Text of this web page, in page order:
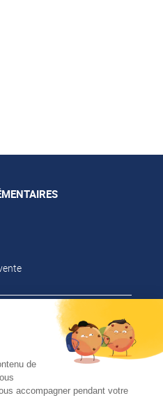
de
accompagner pendant votre